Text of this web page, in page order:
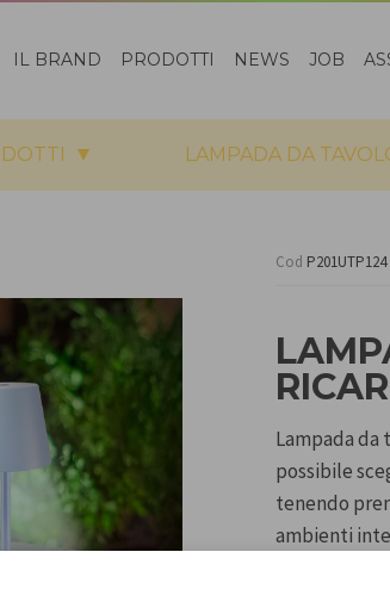
IL BRAND PRODOTTI NEWS JOB
LAMPADA DA
Cod P201UTP124
Lampada da
possibile
tenendo
ambienti
elegante
sulla tua